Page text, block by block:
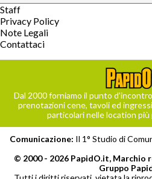
Staff
Privacy Policy
Note Legali
Contattaci
Dal 2000 forniamo il punto
prenotazioni cene, tavoli ed
particolari nelle location più
Comunicazione: Il 1° Studio di
© 2000 - 2026 PapidO.it, Marchio
Gruppo